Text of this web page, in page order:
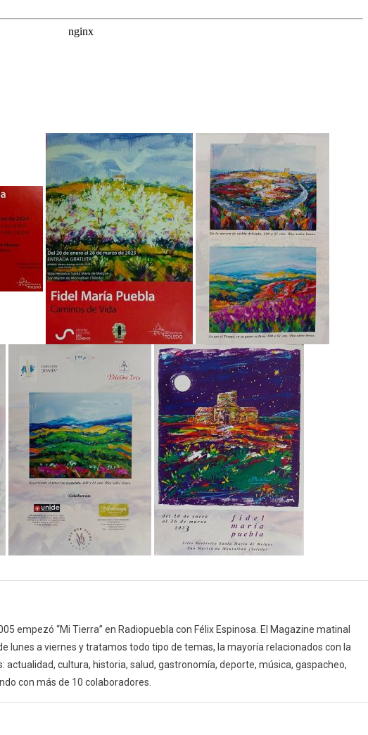
empezó “Mi Tierra” en Radiopuebla con Félix Espinosa. El Magazine matinal
lunes a viernes y tratamos todo tipo de temas, la mayoría relacionados con la
actualidad, cultura, historia, salud, gastronomía, deporte, música, gaspacheo,
con más de 10 colaboradores.